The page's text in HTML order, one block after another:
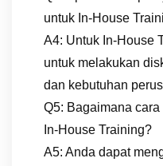
untuk In-House
A4: Untuk In-House
untuk melakukan
dan kebutuhan
Q5: Bagaimana
In-House Training?
A5: Anda dapat